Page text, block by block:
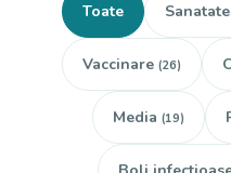
Toate Sanatate
Vaccinare (26)
Media (19)